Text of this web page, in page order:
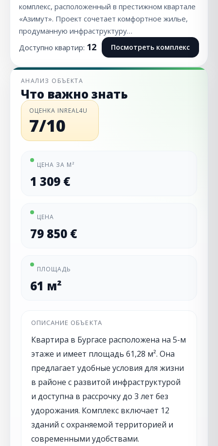
комплекс, расположенный в престижном квартале
«Азимут». Проект сочетает комфортное жилье,
продуманную инфраструктуру…
Доступно квартир: 12 Посмотреть комплекс
АНАЛИЗ ОБЪЕКТА
Что важно знать
ОЦЕНКА INREAL4U
7/10
ЦЕНА ЗА М²
1 309 €
ЦЕНА
79 850 €
ПЛОЩАДЬ
61 м²
ОПИСАНИЕ ОБЪЕКТА
Квартира в Бургасе расположена на 5-м
этаже и имеет площадь 61,28 м². Она
предлагает удобные условия для жизни
в районе с развитой инфраструктурой
и доступна в рассрочку до 3 лет без
удорожания. Комплекс включает 12
зданий с охраняемой территорией и
современными удобствами.